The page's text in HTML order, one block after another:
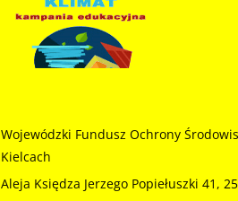
Wojewódzki Fundusz Ochrony
Kielcach
Aleja Księdza Jerzego Popiełuszki 41,